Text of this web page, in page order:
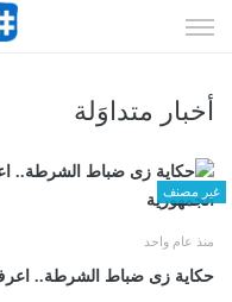
الى
أخبار متداوَلة
غير مصنف
منذ عام واحد
حكاية زى ضباط الشرطة.. اعرف